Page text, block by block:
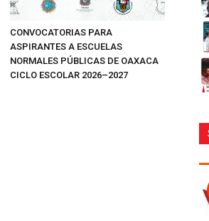
CONVOCATORIAS PARA
ASPIRANTES A ESCUELAS
NORMALES PÚBLICAS DE OAXACA
CICLO ESCOLAR 2026–2027